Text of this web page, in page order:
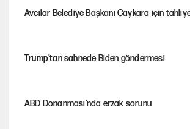
Avcılar Belediye Başkanı Çaykara için
Trump’tan sahnede Biden göndermesi
ABD Donanması’nda erzak sorunu